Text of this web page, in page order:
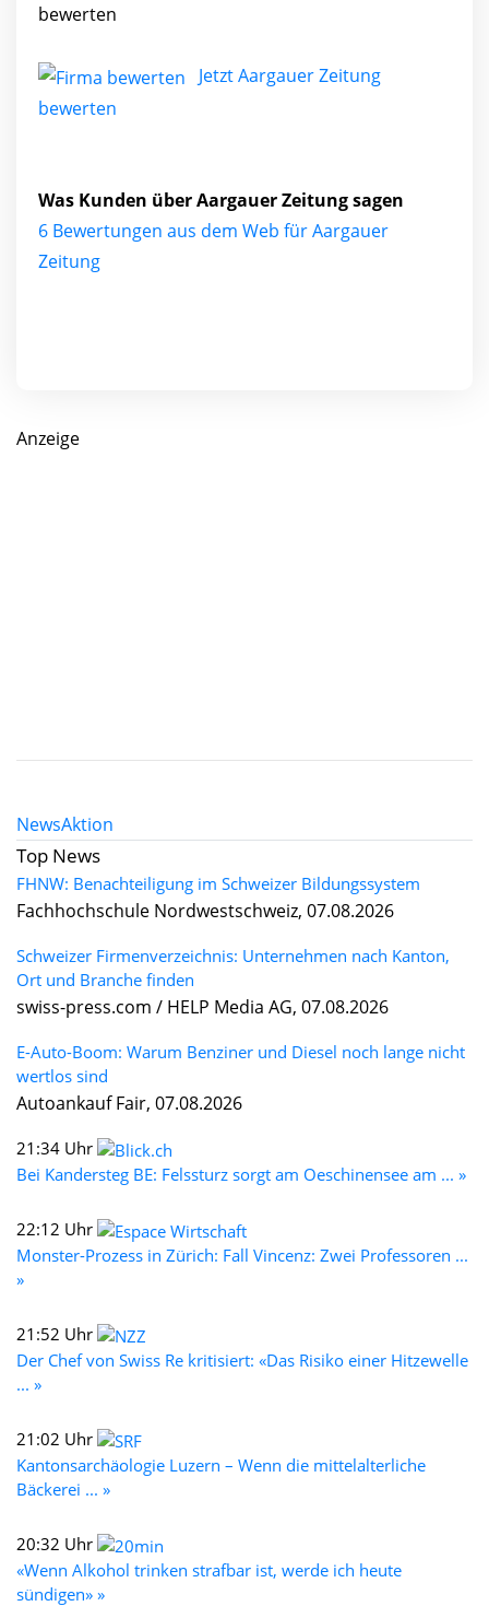
bewerten
Jetzt Aargauer Zeitung
bewerten
Was Kunden über Aargauer Zeitung sagen
6 Bewertungen aus dem Web für Aargauer
Zeitung
Anzeige
NewsAktion
Top News
FHNW: Benachteiligung im Schweizer Bildungssystem
Fachhochschule Nordwestschweiz, 07.08.2026
Schweizer Firmenverzeichnis: Unternehmen nach Kanton,
Ort und Branche finden
swiss-press.com / HELP Media AG, 07.08.2026
E-Auto-Boom: Warum Benziner und Diesel noch lange nicht
wertlos sind
Autoankauf Fair, 07.08.2026
21:34 Uhr
Bei Kandersteg BE: Felssturz sorgt am Oeschinensee am ... »
22:12 Uhr
Monster-Prozess in Zürich: Fall Vincenz: Zwei Professoren ...
»
21:52 Uhr
Der Chef von Swiss Re kritisiert: «Das Risiko einer Hitzewelle
... »
21:02 Uhr
Kantonsarchäologie Luzern – Wenn die mittelalterliche
Bäckerei ... »
20:32 Uhr
«Wenn Alkohol trinken strafbar ist, werde ich heute
sündigen» »